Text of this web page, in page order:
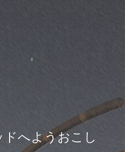
へようおこし